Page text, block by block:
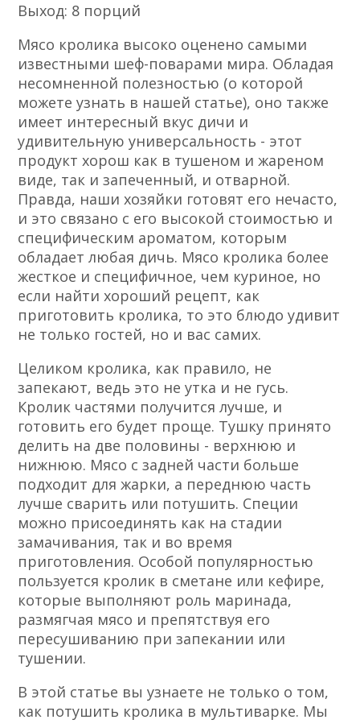
Выход: 8 порций
Мясо кролика высоко оценено самыми
известными шеф-поварами мира. Обладая
несомненной полезностью (о которой
можете узнать в нашей статье), оно также
имеет интересный вкус дичи и
удивительную универсальность - этот
продукт хорош как в тушеном и жареном
виде, так и запеченный, и отварной.
Правда, наши хозяйки готовят его нечасто,
и это связано с его высокой стоимостью и
специфическим ароматом, которым
обладает любая дичь. Мясо кролика более
жесткое и специфичное, чем куриное, но
если найти хороший рецепт, как
приготовить кролика, то это блюдо удивит
не только гостей, но и вас самих.
Целиком кролика, как правило, не
запекают, ведь это не утка и не гусь.
Кролик частями получится лучше, и
готовить его будет проще. Тушку принято
делить на две половины - верхнюю и
нижнюю. Мясо с задней части больше
подходит для жарки, а переднюю часть
лучше сварить или потушить. Специи
можно присоединять как на стадии
замачивания, так и во время
приготовления. Особой популярностью
пользуется кролик в сметане или кефире,
которые выполняют роль маринада,
размягчая мясо и препятствуя его
пересушиванию при запекании или
тушении.
В этой статье вы узнаете не только о том,
как потушить кролика в мультиварке. Мы